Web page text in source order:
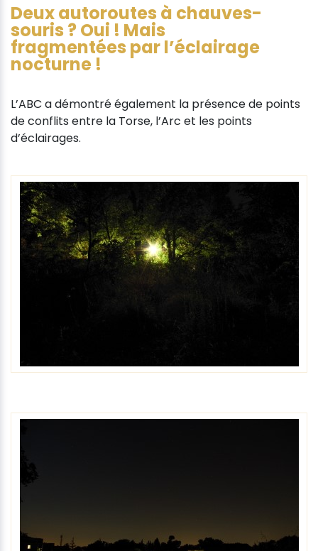
Deux autoroutes à chauves-
souris ? Oui ! Mais
fragmentées par l’éclairage
nocturne !
L’ABC a démontré également la présence de points
de conflits entre la Torse, l’Arc et les points
d’éclairages.